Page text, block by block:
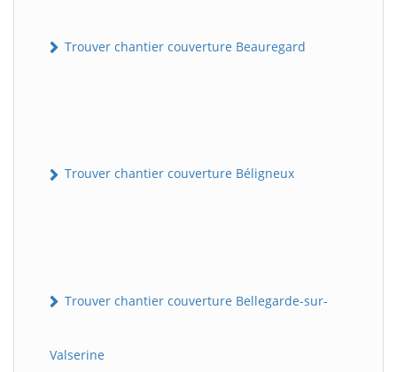
Trouver chantier couverture Beauregard
Trouver chantier couverture Béligneux
Trouver chantier couverture Bellegarde-sur-
Valserine